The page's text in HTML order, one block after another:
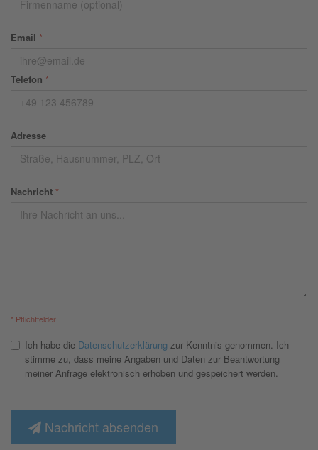
Email *
Telefon *
Adresse
Nachricht *
* Pflichtfelder
Ich habe die Datenschutzerklärung zur Kenntnis genommen. Ich
stimme zu, dass meine Angaben und Daten zur Beantwortung
meiner Anfrage elektronisch erhoben und gespeichert werden.
Nachricht absenden